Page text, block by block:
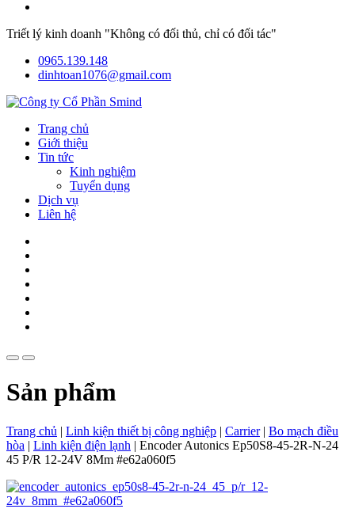
Triết lý kinh doanh "Không có đối thủ, chỉ có đối tác"
0965.139.148
dinhtoan1076@gmail.com
Trang chủ
Giới thiệu
Tin tức
Kinh nghiệm
Tuyển dụng
Dịch vụ
Liên hệ
Sản phẩm
Trang chủ | Linh kiện thiết bị công nghiệp | Carrier| Bo mạch điều
hòa | Linh kiện điện lạnh | Encoder Autonics Ep50S8-45-2R-N-24
45 P/R 12-24V 8Mm #e62a060f5